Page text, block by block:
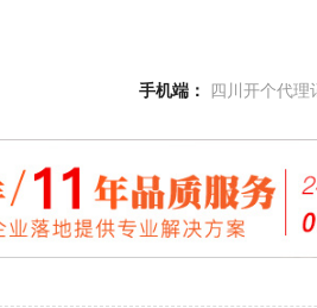
手机端： 四川开个代理